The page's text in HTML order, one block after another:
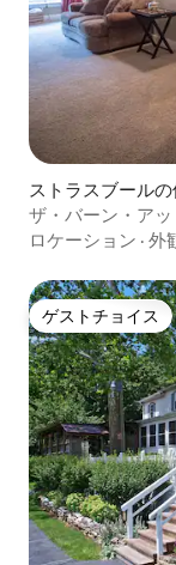
ストラスブール
ザ・バーン・ア
ト）
ロケーション · 外
ゲストチョイス
ゲストチョイス